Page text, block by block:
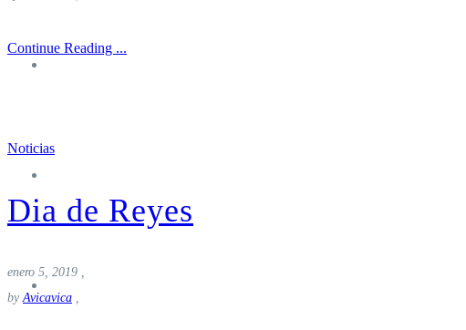
Noticias
Continue Reading ...
Noticias
Dia de Reyes
enero 5, 2019 ,
by Avicavica ,